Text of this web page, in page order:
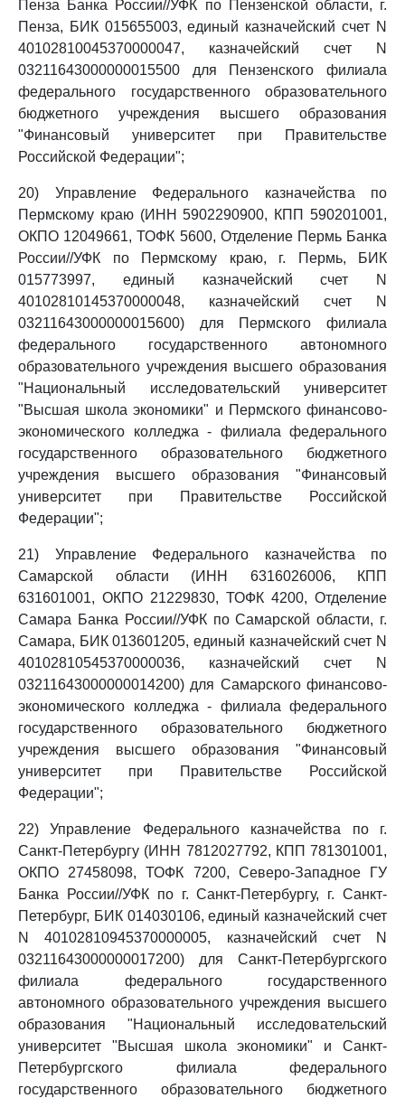
Пенза Банка России//УФК по Пензенской области, г.
Пенза, БИК 015655003, единый казначейский счет N
40102810045370000047, казначейский счет N
03211643000000015500 для Пензенского филиала
федерального государственного образовательного
бюджетного учреждения высшего образования
"Финансовый университет при Правительстве
Российской Федерации";
20) Управление Федерального казначейства по
Пермскому краю (ИНН 5902290900, КПП 590201001,
ОКПО 12049661, ТОФК 5600, Отделение Пермь Банка
России//УФК по Пермскому краю, г. Пермь, БИК
015773997, единый казначейский счет N
40102810145370000048, казначейский счет N
03211643000000015600) для Пермского филиала
федерального государственного автономного
образовательного учреждения высшего образования
"Национальный исследовательский университет
"Высшая школа экономики" и Пермского финансово-
экономического колледжа - филиала федерального
государственного образовательного бюджетного
учреждения высшего образования "Финансовый
университет при Правительстве Российской
Федерации";
21) Управление Федерального казначейства по
Самарской области (ИНН 6316026006, КПП
631601001, ОКПО 21229830, ТОФК 4200, Отделение
Самара Банка России//УФК по Самарской области, г.
Самара, БИК 013601205, единый казначейский счет N
40102810545370000036, казначейский счет N
03211643000000014200) для Самарского финансово-
экономического колледжа - филиала федерального
государственного образовательного бюджетного
учреждения высшего образования "Финансовый
университет при Правительстве Российской
Федерации";
22) Управление Федерального казначейства по г.
Санкт-Петербургу (ИНН 7812027792, КПП 781301001,
ОКПО 27458098, ТОФК 7200, Северо-Западное ГУ
Банка России//УФК по г. Санкт-Петербургу, г. Санкт-
Петербург, БИК 014030106, единый казначейский счет
N 40102810945370000005, казначейский счет N
03211643000000017200) для Санкт-Петербургского
филиала федерального государственного
автономного образовательного учреждения высшего
образования "Национальный исследовательский
университет "Высшая школа экономики" и Санкт-
Петербургского филиала федерального
государственного образовательного бюджетного